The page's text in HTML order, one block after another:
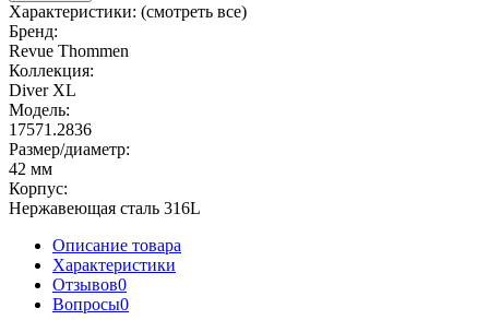
Характеристики: (смотреть все)
Бренд:
Revue Thommen
Коллекция:
Diver XL
Модель:
17571.2836
Размер/диаметр:
42 мм
Корпус:
Нержавеющая сталь 316L
Описание товара
Характеристики
Отзывов0
Вопросы0